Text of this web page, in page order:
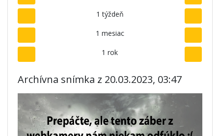
1 týždeň
1 mesiac
1 rok
Archívna snímka z 20.03.2023, 03:47